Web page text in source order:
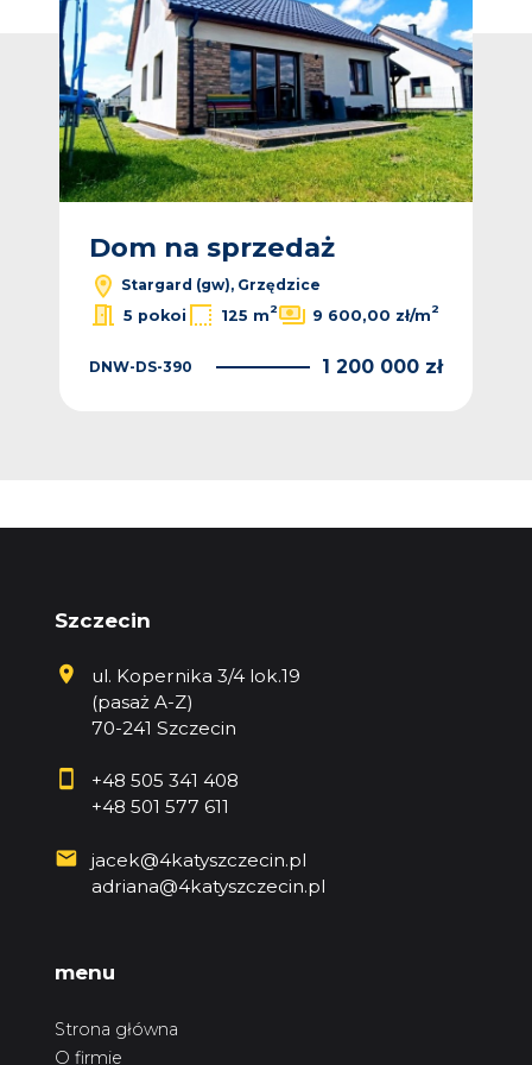
Dom na sprzedaż
Stargard (gw), Grzędzice
5 pokoi
125 m2 9 600,00 zł/m2
DNW-DS-390 1 200 000 zł
Szczecin
ul. Kopernika 3/4 lok.19
(pasaż A-Z)
70-241 Szczecin
+48 505 341 408
+48 501 577 611
jacek@4katyszczecin.pl
adriana@4katyszczecin.pl
menu
Strona główna
O firmie